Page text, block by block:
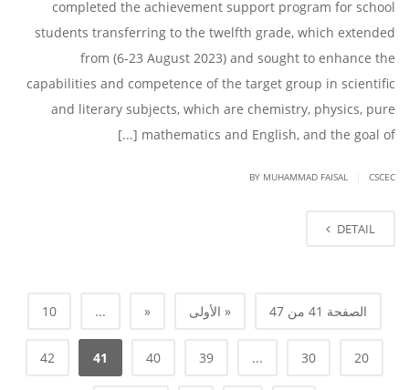
completed the achievement support program for school
students transferring to the twelfth grade, which extended
from (6-23 August 2023) and sought to enhance the
capabilities and competence of the target group in scientific
and literary subjects, which are chemistry, physics, pure
mathematics and English, and the goal of [...]
BY MUHAMMAD FAISAL CSCEC
DETAIL
الصفحة 41 من 47 « الأولى «
...
10
20
30
...
39
40
41
42